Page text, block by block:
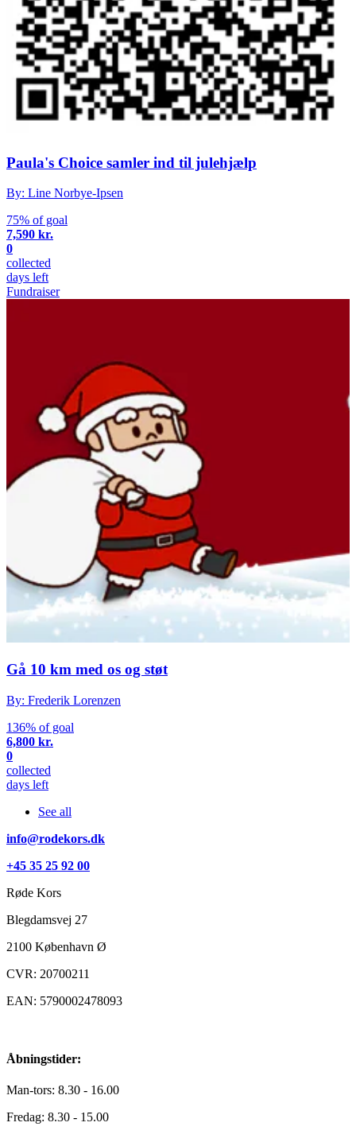
Paula's Choice samler ind til julehjælp
By: Line Norbye-Ipsen
75% of goal
7,590 kr.
0
collected
days left
Fundraiser
Gå 10 km med os og støt
By: Frederik Lorenzen
136% of goal
6,800 kr.
0
collected
days left
See all
info@rodekors.dk
+45 35 25 92 00
Røde Kors
Blegdamsvej 27
2100 København Ø
CVR: 20700211
EAN: 5790002478093
Åbningstider:
Man-tors: 8.30 - 16.00
Fredag: 8.30 - 15.00